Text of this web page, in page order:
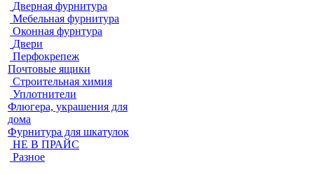
Дверная фурнитура
Мебельная фурнитура
Оконная фурнтура
Двери
Перфокрепеж
Почтовые ящики
Строительная химия
Уплотнители
Флюгера, украшения для
дома
Фурнитура для шкатулок
НЕ В ПРАЙС
Разное